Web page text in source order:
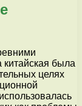
китайская была
целях